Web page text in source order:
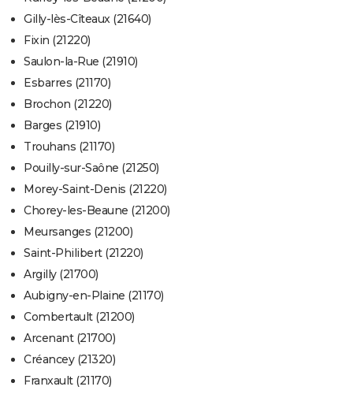
Gilly-lès-Cîteaux (21640)
Fixin (21220)
Saulon-la-Rue (21910)
Esbarres (21170)
Brochon (21220)
Barges (21910)
Trouhans (21170)
Pouilly-sur-Saône (21250)
Morey-Saint-Denis (21220)
Chorey-les-Beaune (21200)
Meursanges (21200)
Saint-Philibert (21220)
Argilly (21700)
Aubigny-en-Plaine (21170)
Combertault (21200)
Arcenant (21700)
Créancey (21320)
Franxault (21170)